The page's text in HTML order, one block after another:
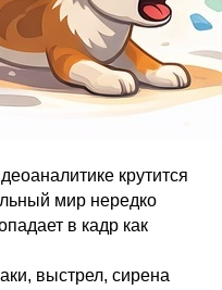
крутится
мир нередко
в кадр как
выстрел, сирена